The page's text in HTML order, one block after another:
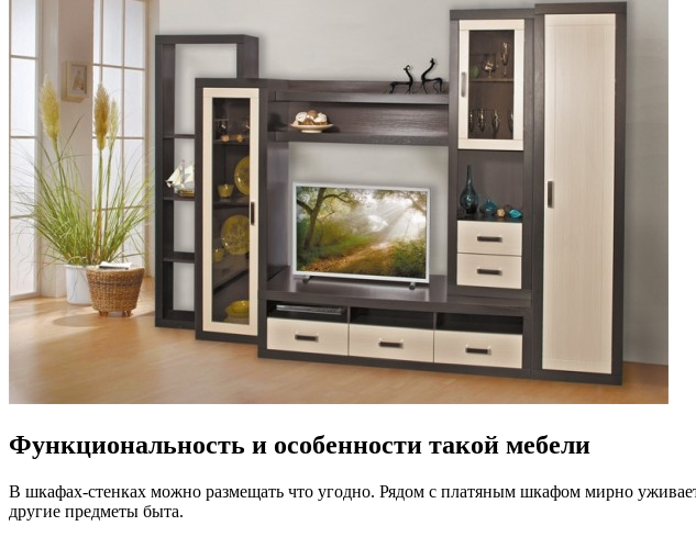
Функциональность и особенности такой мебели
В шкафах-стенках можно размещать что угодно. Рядом с платяным шкафом мирно
другие предметы быта.